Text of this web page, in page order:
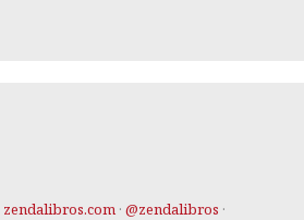
zendalibros.com · @zendalibros ·